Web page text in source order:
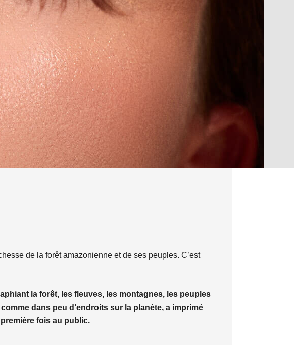
de la forêt amazonienne et de ses peuples. C’est
la forêt, les fleuves, les montagnes, les peuples
dans peu d’endroits sur la planète, a imprimé
fois au public.